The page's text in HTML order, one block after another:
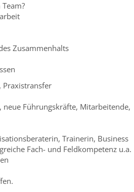
Zusammenhalts
Praxistransfer
Führungskräfte, Mitarbeitende,
Trainerin, Business
Fach- und Feldkompetenz u.a.